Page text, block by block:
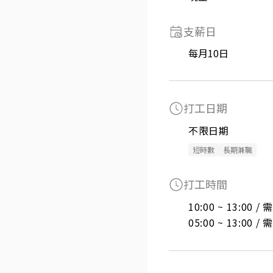
支薪日
每月10日
打工日期
不限日期
短時數 長期兼職
打工時間
10:00 ~ 13:00 /
05:00 ~ 13:00 /